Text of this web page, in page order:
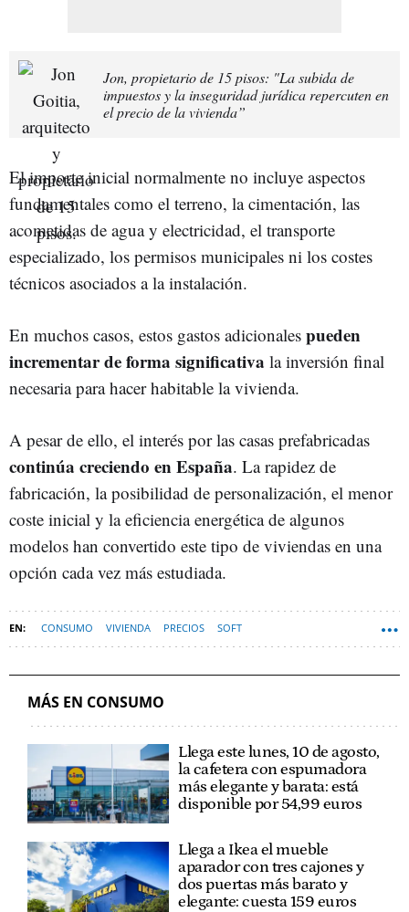
Jon, propietario de 15 pisos: "La subida de
impuestos y la inseguridad jurídica repercuten en
el precio de la vivienda”
El importe inicial normalmente no incluye aspectos
fundamentales como el terreno, la cimentación, las
acometidas de agua y electricidad, el transporte
especializado, los permisos municipales ni los costes
técnicos asociados a la instalación.
En muchos casos, estos gastos adicionales pueden
incrementar de forma significativa la inversión final
necesaria para hacer habitable la vivienda.
A pesar de ello, el interés por las casas prefabricadas
continúa creciendo en España. La rapidez de
fabricación, la posibilidad de personalización, el menor
coste inicial y la eficiencia energética de algunos
modelos han convertido este tipo de viviendas en una
opción cada vez más estudiada.
CONSUMO VIVIENDA PRECIOS SOFT
MÁS EN CONSUMO
Llega este lunes, 10 de agosto,
la cafetera con espumadora
más elegante y barata: está
disponible por 54,99 euros
Llega a Ikea el mueble
aparador con tres cajones y
dos puertas más barato y
elegante: cuesta 159 euros